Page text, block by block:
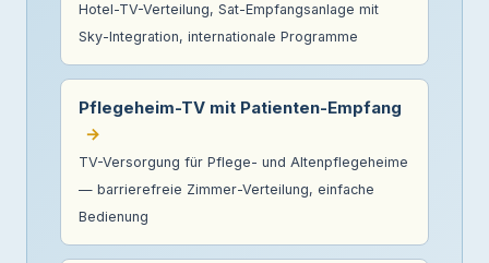
Hotel-TV-Verteilung, Sat-Empfangsanlage mit
Sky-Integration, internationale Programme
Pflegeheim-TV mit Patienten-Empfang
→
TV-Versorgung für Pflege- und Altenpflegeheime
— barrierefreie Zimmer-Verteilung, einfache
Bedienung